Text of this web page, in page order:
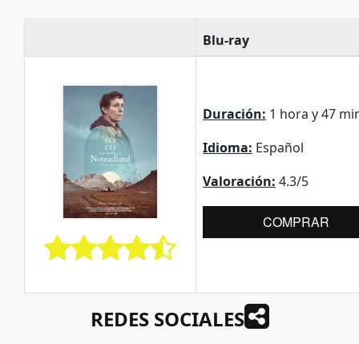
Blu-ray
Duración: 1 hora y 47
Idioma: Español
Valoración: 4.3/5
COMPRAR
REDES SOCIALES